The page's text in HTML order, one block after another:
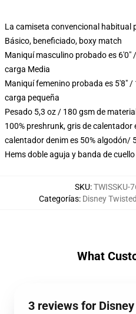
La camiseta convencional habitual
Básico, beneficiado, boxy match
Maniquí masculino probado es 6'0"
carga Media
Maniquí femenino probada es 5'8"
carga pequeña
Pesado 5,3 oz / 180 gsm de
100% preshrunk, gris de calentador
calentador denim es 50% algodón/
Hems doble aguja y banda de
SKU:TWISSKU-
Categorías: Disney
What
3 reviews for